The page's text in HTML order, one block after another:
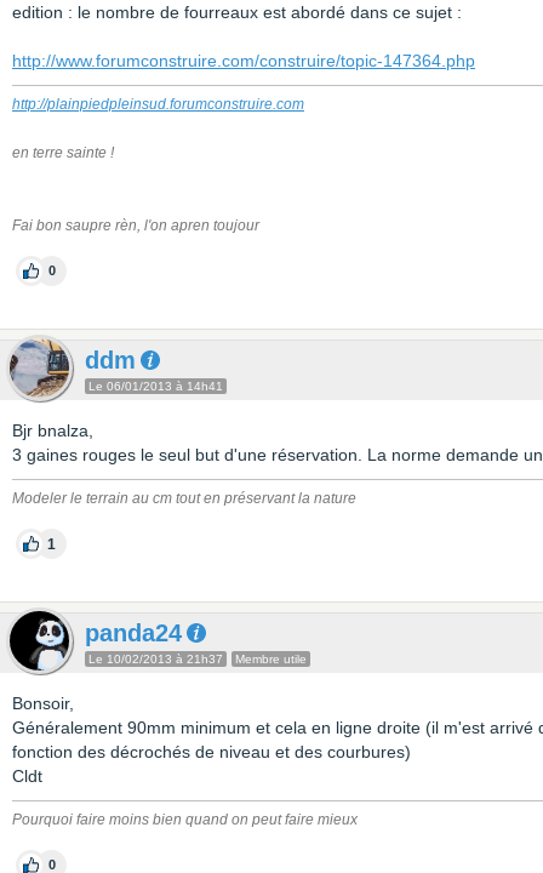
edition : le nombre de fourreaux est abordé dans ce sujet :
http://www.forumconstruire.com/construire/topic-147364.php
http://plainpiedpleinsud.forumconstruire.com
en terre sainte !
Fai bon saupre rèn, l'on apren toujour
0
ddm
Le 06/01/2013 à 14h41
Bjr bnalza,
3 gaines rouges le seul but d'une réservation. La norme demande
Modeler le terrain au cm tout en préservant la nature
1
panda24
Le 10/02/2013 à 21h37 Membre utile
Bonsoir,
Généralement 90mm minimum et cela en ligne droite (il m'est arrivé
fonction des décrochés de niveau et des courbures)
Cldt
Pourquoi faire moins bien quand on peut faire mieux
0